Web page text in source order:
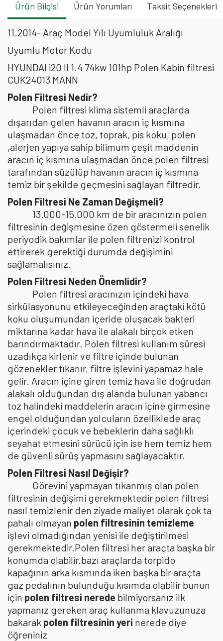
Ürün Bilgisi Ürün Yorumları Taksit Seçenekleri
11.2014- Araç Model Yılı Uyumluluk Aralığı
Uyumlu Motor Kodu
HYUNDAI i20 II 1.4 74kw 101hp Polen Kabin filtresi
CUK24013 MANN
Polen Filtresi Nedir?
Polen filtresi klima sistemli araçlarda
dışarıdan gelen havanın aracın iç kısmına
ulaşmadan önce toz, toprak, pis koku, polen
,alerjen yapıya sahip bilimum çeşit maddenin
aracın iç kısmına ulaşmadan önce polen filtresi
tarafından süzülüp havanın aracın iç kısmına
temiz bir şekilde geçmesini sağlayan filtredir.
Polen Filtresi Ne Zaman Değişmeli?
13.000-15.000 km de bir aracınızın polen
filtresinin değişmesine özen göstermeli senelik
periyodik bakımlar ile polen filtrenizi kontrol
ettirerek gerektiği durumda değişimini
sağlamalısınız.
Polen Filtresi Neden Önemlidir?
Polen filtresi aracınızın içindeki hava
sirkülasyonunu etkileyeceğinden araçtaki kötü
koku oluşumundan içeride oluşacak bakteri
miktarına kadar hava ile alakalı birçok etken
barındırmaktadır. Polen filtresi kullanım süresi
uzadıkça kirlenir ve filtre içinde bulunan
gözenekler tıkanır, filtre işlevini yapamaz hale
gelir. Aracın içine giren temiz hava ile doğrudan
alakalı olduğundan dış alanda bulunan yabancı
toz halindeki maddelerin aracın içine girmesine
engel olduğundan yolcuların özelliklede araç
içerindeki çocuk ve bebeklerin daha sağlıklı
seyahat etmesini sürücü için ise hem temiz hem
de güvenli sürüş yapmasını sağlayacaktır.
Polen Filtresi Nasıl Değişir?
Görevini yapmayan tıkanmış olan polen
filtresinin değişimi gerekmektedir polen filtresi
nasıl temizlenir den ziyade maliyet olarak çok ta
pahalı olmayan polen filtresinin temizleme
işlevi olmadığından yenisi ile değiştirilmesi
gerekmektedir.Polen filtresi her araçta başka bir
konumda olabilir.bazı araçlarda torpido
kapağının arka kısmında iken başka bir araçta
gaz pedalının bulunduğu kısımda olabilir bunun
için polen filtresi nerede bilmiyorsanız ilk
yapmanız gereken araç kullanma klavuzunuza
bakarak polen filtresinin yeri nerede diye
öğreniniz